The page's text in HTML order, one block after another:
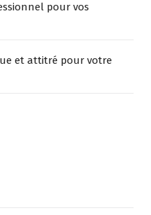
pour vos
et attitré pour votre